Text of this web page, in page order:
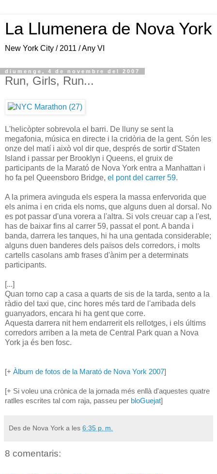
La Llumenera de Nova York
New York City / 2011 / Any VI
diumenge, 4 de novembre del 2007
Run, Girls, Run...
L'helicòpter sobrevola el barri. De lluny se sent la
megafonia, música en directe i la cridòria de la gent. Són les
onze del matí i això vol dir que, després de sortir d'Staten
Island i passar per Brooklyn i Queens, el gruix de
participants de la Marató de Nova York entra a Manhattan i
ho fa pel Queensboro Bridge, el pont del carrer 59.
A la primera avinguda els espera la massa enfervorida que
els anima i en crida els noms, que alguns duen al dorsal. No
es pot passar d'una vorera a l'altra. Si vols creuar cap a l'est,
has de baixar fins al carrer 59, passat el pont. A banda i
banda, darrera les tanques, hi ha una gentada considerable;
alguns duen banderes dels països dels corredors, i molts
cartells casolans amb frases d'ànim per a determinats
participants.
[...]
Quan torno cap a casa a quarts de sis de la tarda, sento a la
ràdio del taxi que, cinc hores més tard de l'arribada dels
guanyadors, encara hi ha gent que corre.
Aquesta darrera nit hem endarrerit els rellotges, i els últims
corredors arriben a la meta de Central Park quan a Nova
York ja és ben fosc.
[+ Àlbum de fotos de la Marató de Nova York 2007]
[+ Si voleu una crònica de la jornada més enllà d'aquestes quatre
ratlles escrites tal com raja, passeu per bloGuejat]
Des de Nova York a les 6:35 p. m.
8 comentaris: